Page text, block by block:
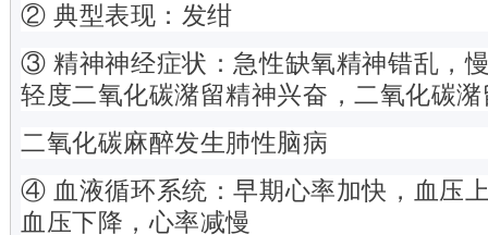
② 典型表现：发绀
③ 精神神经症状：急性缺氧精神错乱，
轻度二氧化碳潴留精神兴奋，二氧化碳
二氧化碳麻醉发生肺性脑病
④ 血液循环系统：早期心率加快，血压
血压下降，心率减慢